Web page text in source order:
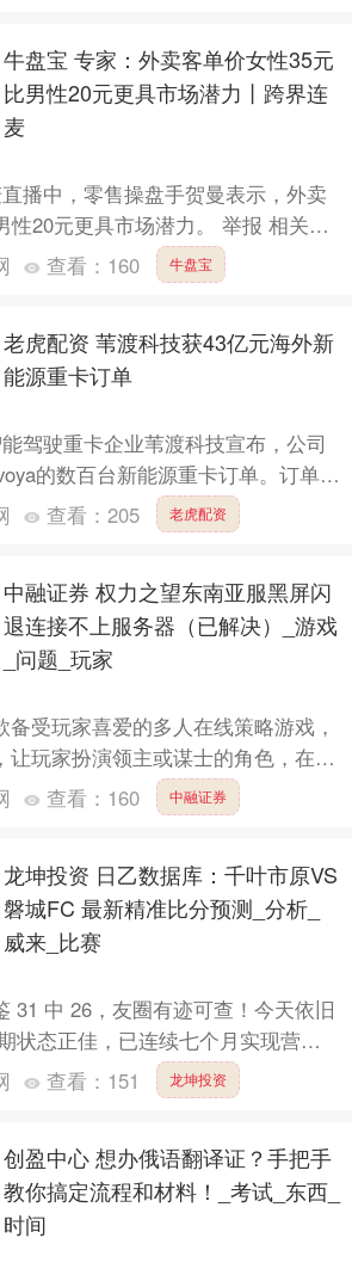
牛盘宝 专家：外卖客单价女性35元
比男性20元更具市场潜力丨跨界连
麦
播中，零售操盘手贺曼表示，外卖
性20元更具市场潜力。 举报 相关视
查看： 160 牛盘宝
老虎配资 苇渡科技获43亿元海外新
能源重卡订单
驾驶重卡企业苇渡科技宣布，公司
的数百台新能源重卡订单。订单总
，计划于2025年底开启首批交....
查看： 205 老虎配资
中融证券 权力之望东南亚服黑屏闪
退连接不上服务器（已解决）_游戏
_问题_玩家
备受玩家喜爱的多人在线策略游戏，
让玩家扮演领主或谋士的角色，在这
己的势力，通过智谋和战略征服敌
查看： 160 中融证券
龙坤投资 日乙数据库：千叶市原VS
磐城FC 最新精准比分预测_分析_
威来_比赛
31 中 26，友圈有迹可查！今天依旧
状态正佳，已连续七个月实现营
都看过我的分析，现在将数据免费分
查看： 151 龙坤投资
创盈中心 想办俄语翻译证？手把手
教你搞定流程和材料！_考试_东西_
时间